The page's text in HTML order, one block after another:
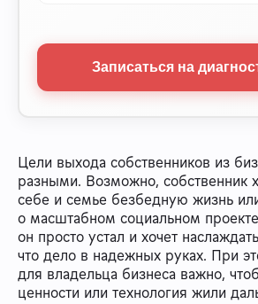
Записаться на
Цели выхода собственников из
разными. Возможно, собственник
себе и семье безбедную жизнь
о масштабном социальном
он просто устал и хочет
что дело в надежных руках. При
для владельца бизнеса важно,
ценности или технология жили